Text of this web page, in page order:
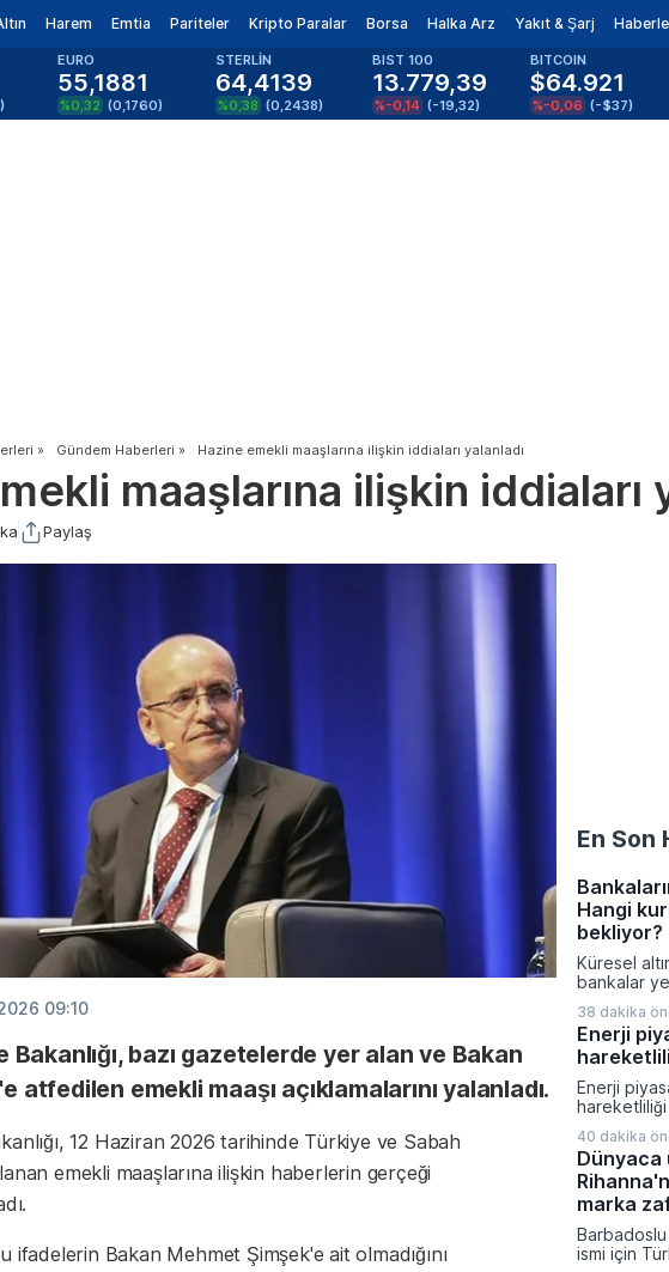
Harem Emtia Pariteler Kripto Paralar Borsa Halka Arz Yakıt & Şarj
)
EURO
55,1881
%0,32 (0,1760)
STERLİN
64,4139
%0,38 (0,2438)
BIST 100
13.779,39
%-0,14 (-19,32)
BITCOIN
$64.921
%-0,06 (-$37)
» Gündem Haberleri » Hazine emekli maaşlarına ilişkin iddiaları yalanladı
maaşlarına ilişkin iddiaları
Paylaş
09:10
Bakanlığı, bazı gazetelerde yer alan ve Bakan
atfedilen emekli maaşı açıklamalarını yalanladı.
12 Haziran 2026 tarihinde Türkiye ve Sabah
emekli maaşlarına ilişkin haberlerin gerçeği
ifadelerin Bakan Mehmet Şimşek'e ait olmadığını
En Son
Hangi
bekliyor?
Küresel
bankalar
dolara
bekleniyor.
güçlü
liman talebi
revize
orta ve
seviyeleri
ediyor.
38 dakika
Enerji
Enerji
hareketliliği
Enerji
kurumu
şirkete
yetkileri
40 dakika
Dünyaca
marka
Barbadoslu
ismi için